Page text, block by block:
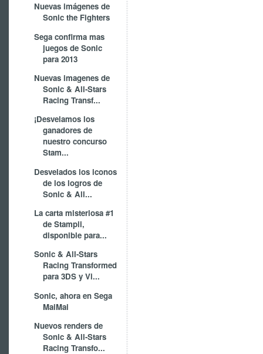
Nuevas imágenes de
Sonic the Fighters
Sega confirma mas
juegos de Sonic
para 2013
Nuevas imagenes de
Sonic & All-Stars
Racing Transf...
¡Desvelamos los
ganadores de
nuestro concurso
Stam...
Desvelados los iconos
de los logros de
Sonic & All...
La carta misteriosa #1
de Stampii,
disponible para...
Sonic & All-Stars
Racing Transformed
para 3DS y Vi...
Sonic, ahora en Sega
MaiMai
Nuevos renders de
Sonic & All-Stars
Racing Transfo...